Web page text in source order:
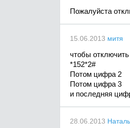
Пожалуйста
15.06.2013 митя
чтобы
*152*2#
Потом цифра 2
Потом цифра 3
и последняя
28.06.2013